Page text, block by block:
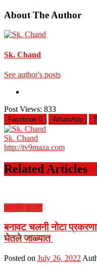
About The Author
Sk. Chand
See author's posts
Post Views: 833
Facebook 0 WhatsApp
Sk. Chand
http://tv9maza.com
Related Articles
क्राईम डायरी
बनावट चलनी नोटा
घेतले जाळ्यात
Posted on July 26, 2022